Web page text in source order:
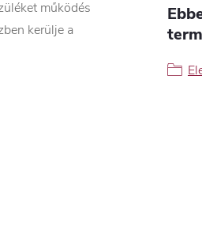
működés
kerülje a